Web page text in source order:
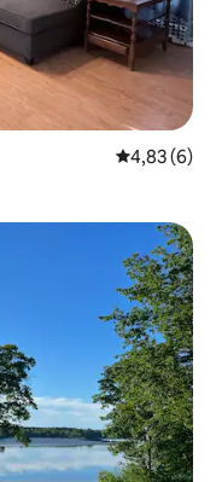
4,83 av 5 i
4,83 (6)